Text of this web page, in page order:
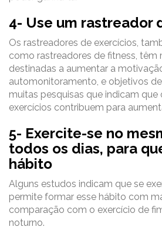
4- Use um rastreador
Os rastreadores de exercícios,
como rastreadores de fitness, têm
destinadas a aumentar a
automonitoramento, e objetivos
muitas pesquisas que indicam que
exercícios contribuem para
5- Exercite-se no
todos os dias, para
hábito
Alguns estudos indicam que se
permite formar esse hábito com
comparação com o exercício de
noturno.